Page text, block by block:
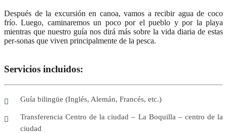
Después de la excursión en canoa, vamos a recibir agua de coco
frío. Luego, caminaremos un poco por el pueblo y por la playa
mientras que nuestro guía nos dirá más sobre la vida diaria de estas
per-sonas que viven principalmente de la pesca.
Servicios incluidos:
Guía bilingüe (Inglés, Alemán, Francés, etc.)
Transferencia Centro de la ciudad – La Boquilla – centro de la
ciudad